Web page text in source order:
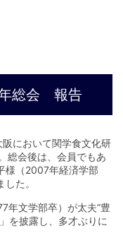
年総会 報告
において関学食文化研
総会後は、会員でもあ
様（2007年経済学部
た。
年文学部卒）が太夫“豊
を披露し、多才ぶりに